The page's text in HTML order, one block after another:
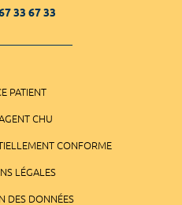
33 67 33
PATIENT
CHU
CONFORME
LÉGALES
DES DONNÉES